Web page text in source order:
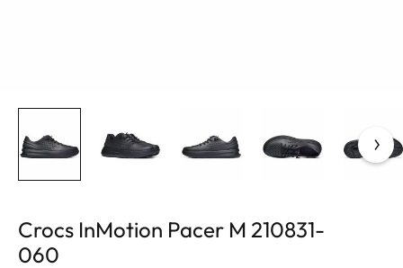
Crocs InMotion Pacer M 210831-
060